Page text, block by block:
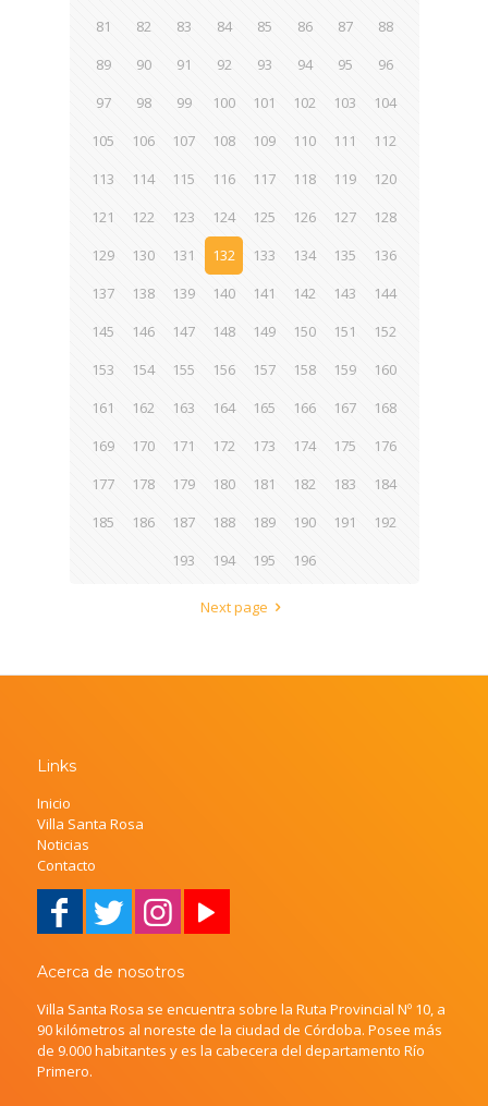
81
82 83 84 85 86 87
88
89
90 91 92 93 94 95
96
97
98 99 100 101 102 103
104
105
106 107 108 109 110 111
112
113
114 115 116 117 118 119
120
121
122 123 124 125 126 127
128
129
130 131 132 133 134 135
136
137
138 139 140 141 142 143
144
145
146 147 148 149 150 151
152
153
154 155 156 157 158 159
160
161
162 163 164 165 166 167
168
169
170 171 172 173 174 175
176
177
178 179 180 181 182 183
184
185
186 187 188 189 190 191
192
193
194 195 196
Next page
Links
Inicio
Villa Santa Rosa
Noticias
Contacto
Acerca de nosotros
Villa Santa Rosa se encuentra sobre la Ruta Provincial Nº 10, a
90 kilómetros al noreste de la ciudad de Córdoba. Posee más
de 9.000 habitantes y es la cabecera del departamento Río
Primero.